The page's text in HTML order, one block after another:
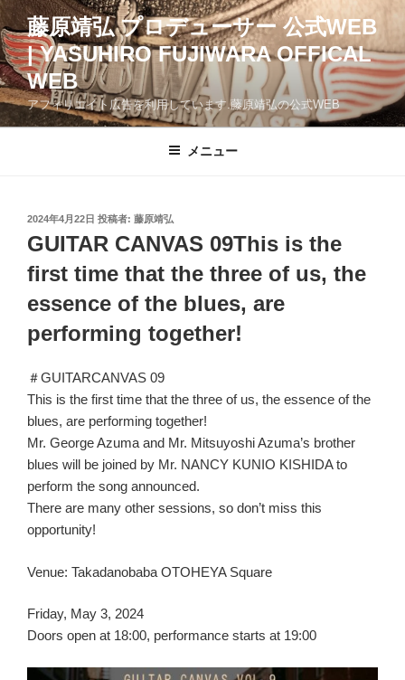
コ
ン
テ
ン
ツ
へ
藤原靖弘 プロデューサー 公式WEB
| YASUHIRO FUJIWARA OFFICAL
WEB
アフィリエイト広告を利用しています.藤原靖弘の公式WEB
メニュー
投
稿
日:
2024年4月22日 投稿者: 藤原靖弘
GUITAR CANVAS 09This is the
first time that the three of us, the
essence of the blues, are
performing together!
＃GUITARCANVAS 09
This is the first time that the three of us, the essence of the
blues, are performing together!
Mr. George Azuma and Mr. Mitsuyoshi Azuma’s brother
blues will be joined by Mr. NANCY KUNIO KISHIDA to
perform the song announced.
There are many other sessions, so don’t miss this
opportunity!
Venue: Takadanobaba OTOHEYA Square
Friday, May 3, 2024
Doors open at 18:00, performance starts at 19:00